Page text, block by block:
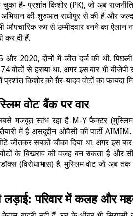
है- प्रशांत किशोर (PK), जो अब
की शुरुआत राघोपुर से की है और
औपचारिक रूप से उम्मीदवार बनने का ऐलान
कर दी हैं.
और 2020, दोनों में जीत दर्ज की थी.
वोटों से हराया था. अगर इस बार भी
प्रशांत किशोर को ग़ैर-यादव वोटों का फायदा
वोट बैंक पर वार
मजबूत स्तंभ रहा है M-Y फैक्टर
में हैं असदुद्दीन ओवैसी की पार्टी
जीतकर सबको चौंका दिया था. अगर इस
के बिखराव की वजह बन सकता है और
(विरोधाभास) है. मुस्लिम वोट जो अब
परिवार में कलह और